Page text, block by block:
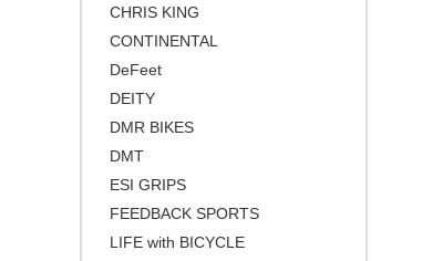
CHRIS KING
CONTINENTAL
DeFeet
DEITY
DMR BIKES
DMT
ESI GRIPS
FEEDBACK SPORTS
LIFE with BICYCLE